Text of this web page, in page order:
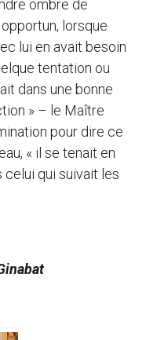
ombre de
lorsque
lui en avait besoin
tentation ou
dans une bonne
» – le Maître
pour dire ce
« il se tenait en
celui qui suivait les